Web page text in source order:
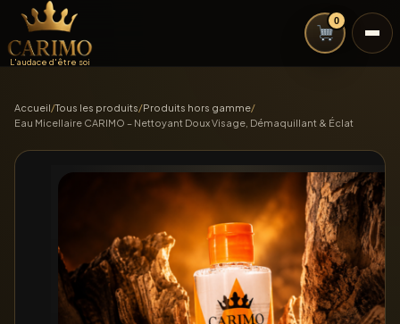
L'audace d'être soi
0
Accueil/Tous les produits/Produits hors gamme/
Eau Micellaire CARIMO – Nettoyant Doux Visage, Démaquillant & Éclat